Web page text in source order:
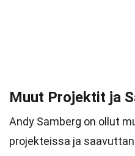
Muut Projektit ja
Andy Samberg on ollut
projekteissa ja